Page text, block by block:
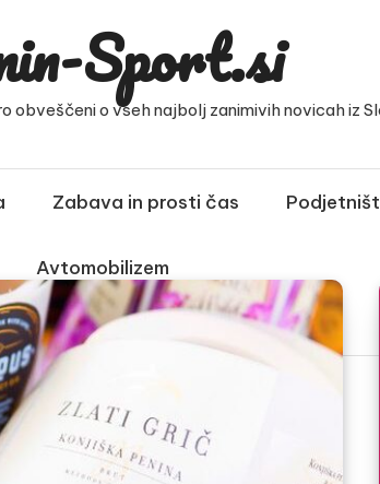
Sport.si
obveščeni o vseh najbolj zanimivih novicah iz
Zabava in prosti čas
Avtomobilizem